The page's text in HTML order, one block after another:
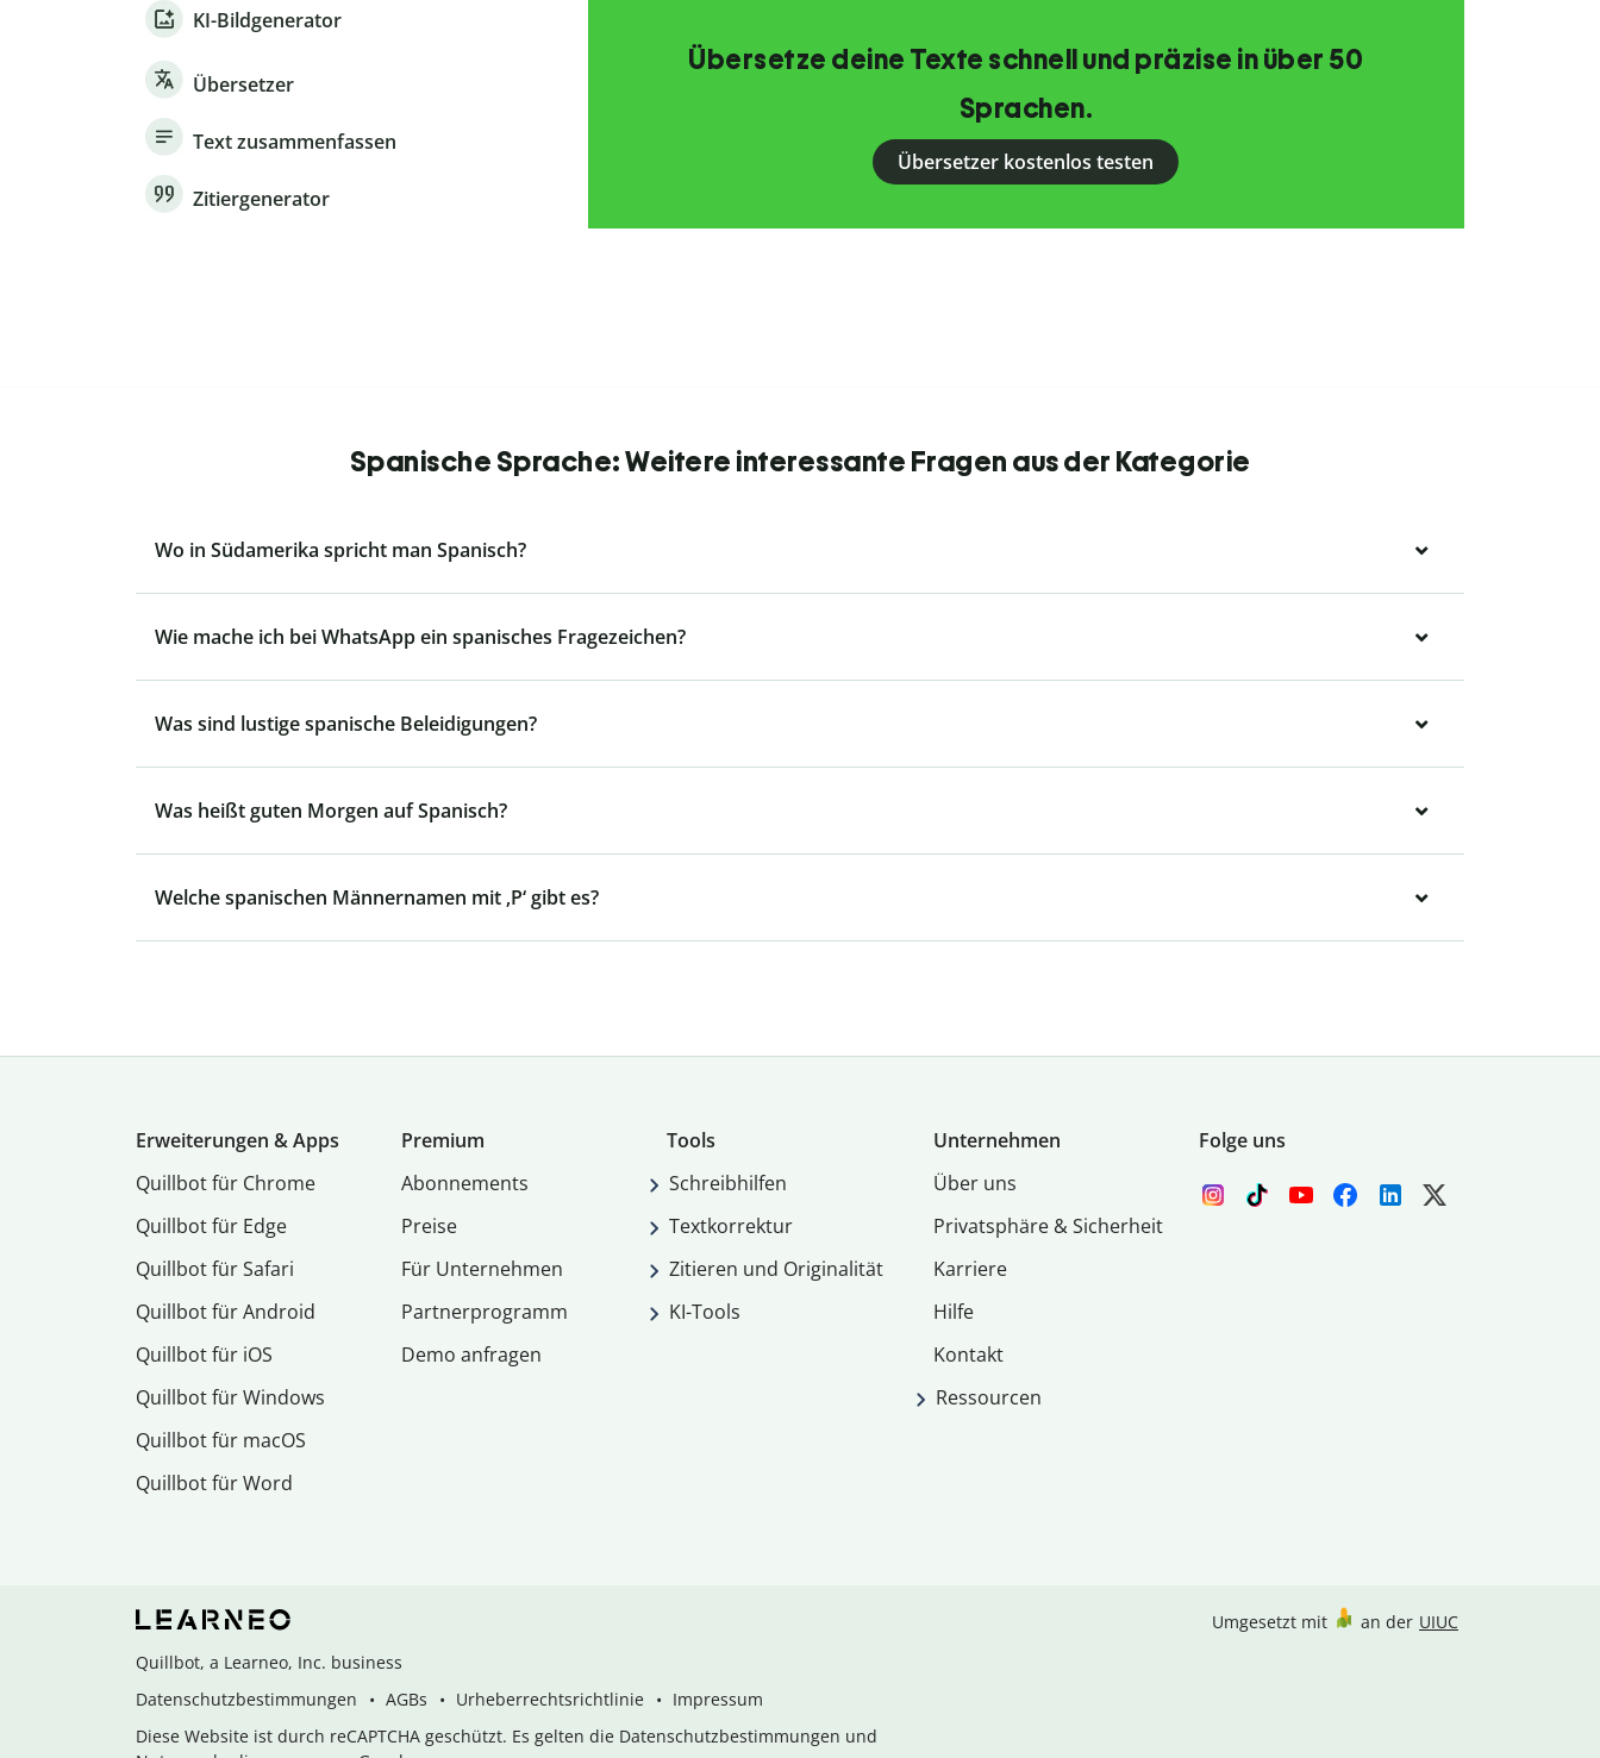
KI-Bildgenerator
Übersetzer
Text zusammenfassen
Zitiergenerator
Übersetze deine Texte schnell und präzise in über 50
Sprachen.
Übersetzer kostenlos testen
Spanische Sprache: Weitere interessante Fragen aus der Kategorie
Wo in Südamerika spricht man Spanisch?
Wie mache ich bei WhatsApp ein spanisches Fragezeichen?
Was sind lustige spanische Beleidigungen?
Was heißt guten Morgen auf Spanisch?
Welche spanischen Männernamen mit ‚P‘ gibt es?
Erweiterungen & Apps
Quillbot für Chrome
Quillbot für Edge
Quillbot für Safari
Quillbot für Android
Quillbot für iOS
Quillbot für Windows
Quillbot für macOS
Quillbot für Word
Premium
Abon­ne­ments
Preise
Für Unternehmen
Partnerprogramm
Demo anfragen
Tools
Schreibhilfen
Textkorrektur
Zitieren und Originalität
KI-Tools
Unternehmen
Über uns
Privatsphäre & Sicherheit
Karriere
Hilfe
Kontakt
Ressourcen
Folge uns
Quillbot, a Learneo, Inc. business
Datenschutzbestimmungen
AGBs Urheberrechtsrichtlinie
Impressum
Diese Website ist durch reCAPTCHA geschützt. Es gelten die Datenschutzbestimmungen und
Umgesetzt mit an der UIUC